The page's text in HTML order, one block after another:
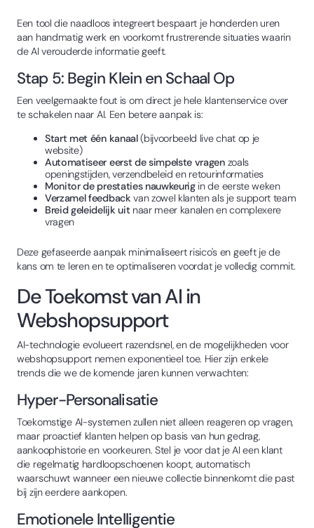
Een tool die naadloos integreert bespaart je honderden uren
aan handmatig werk en voorkomt frustrerende situaties waarin
de AI verouderde informatie geeft.
Stap 5: Begin Klein en Schaal Op
Een veelgemaakte fout is om direct je hele klantenservice over
te schakelen naar AI. Een betere aanpak is:
Start met één kanaal(bijvoorbeeld live chat op je
website)
Automatiseer eerst de simpelste vragenzoals
openingstijden, verzendbeleid en retourinformaties
Monitor de prestaties nauwkeurigin de eerste weken
Verzamel feedback van zowel klanten als je support team
Breid geleidelijk uitnaar meer kanalen en complexere
vragen
Deze gefaseerde aanpak minimaliseert risico's en geeft je de
kans om te leren en te optimaliseren voordat je volledig commit.
De Toekomst van AI in
Webshopsupport
AI-technologie evolueert razendsnel, en de mogelijkheden voor
webshopsupport nemen exponentieel toe. Hier zijn enkele
trends die we de komende jaren kunnen verwachten:
Hyper-Personalisatie
Toekomstige AI-systemen zullen niet alleen reageren op vragen,
maar proactief klanten helpen op basis van hun gedrag,
aankoophistorie en voorkeuren. Stel je voor dat je AI een klant
die regelmatig hardloopschoenen koopt, automatisch
waarschuwt wanneer een nieuwe collectie binnenkomt die past
bij zijn eerdere aankopen.
Emotionele Intelligentie